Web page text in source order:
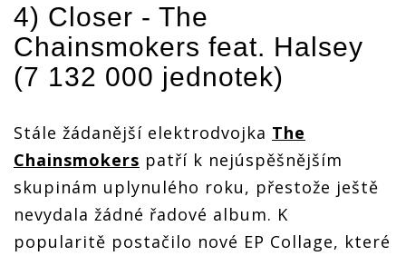
4) Closer - The
Chainsmokers feat. Halsey
(7 132 000 jednotek)
Stále žádanější elektrodvojka The
Chainsmokers patří k nejúspěšnějším
skupinám uplynulého roku, přestože ještě
nevydala žádné řadové album. K
popularitě postačilo nové EP Collage, které